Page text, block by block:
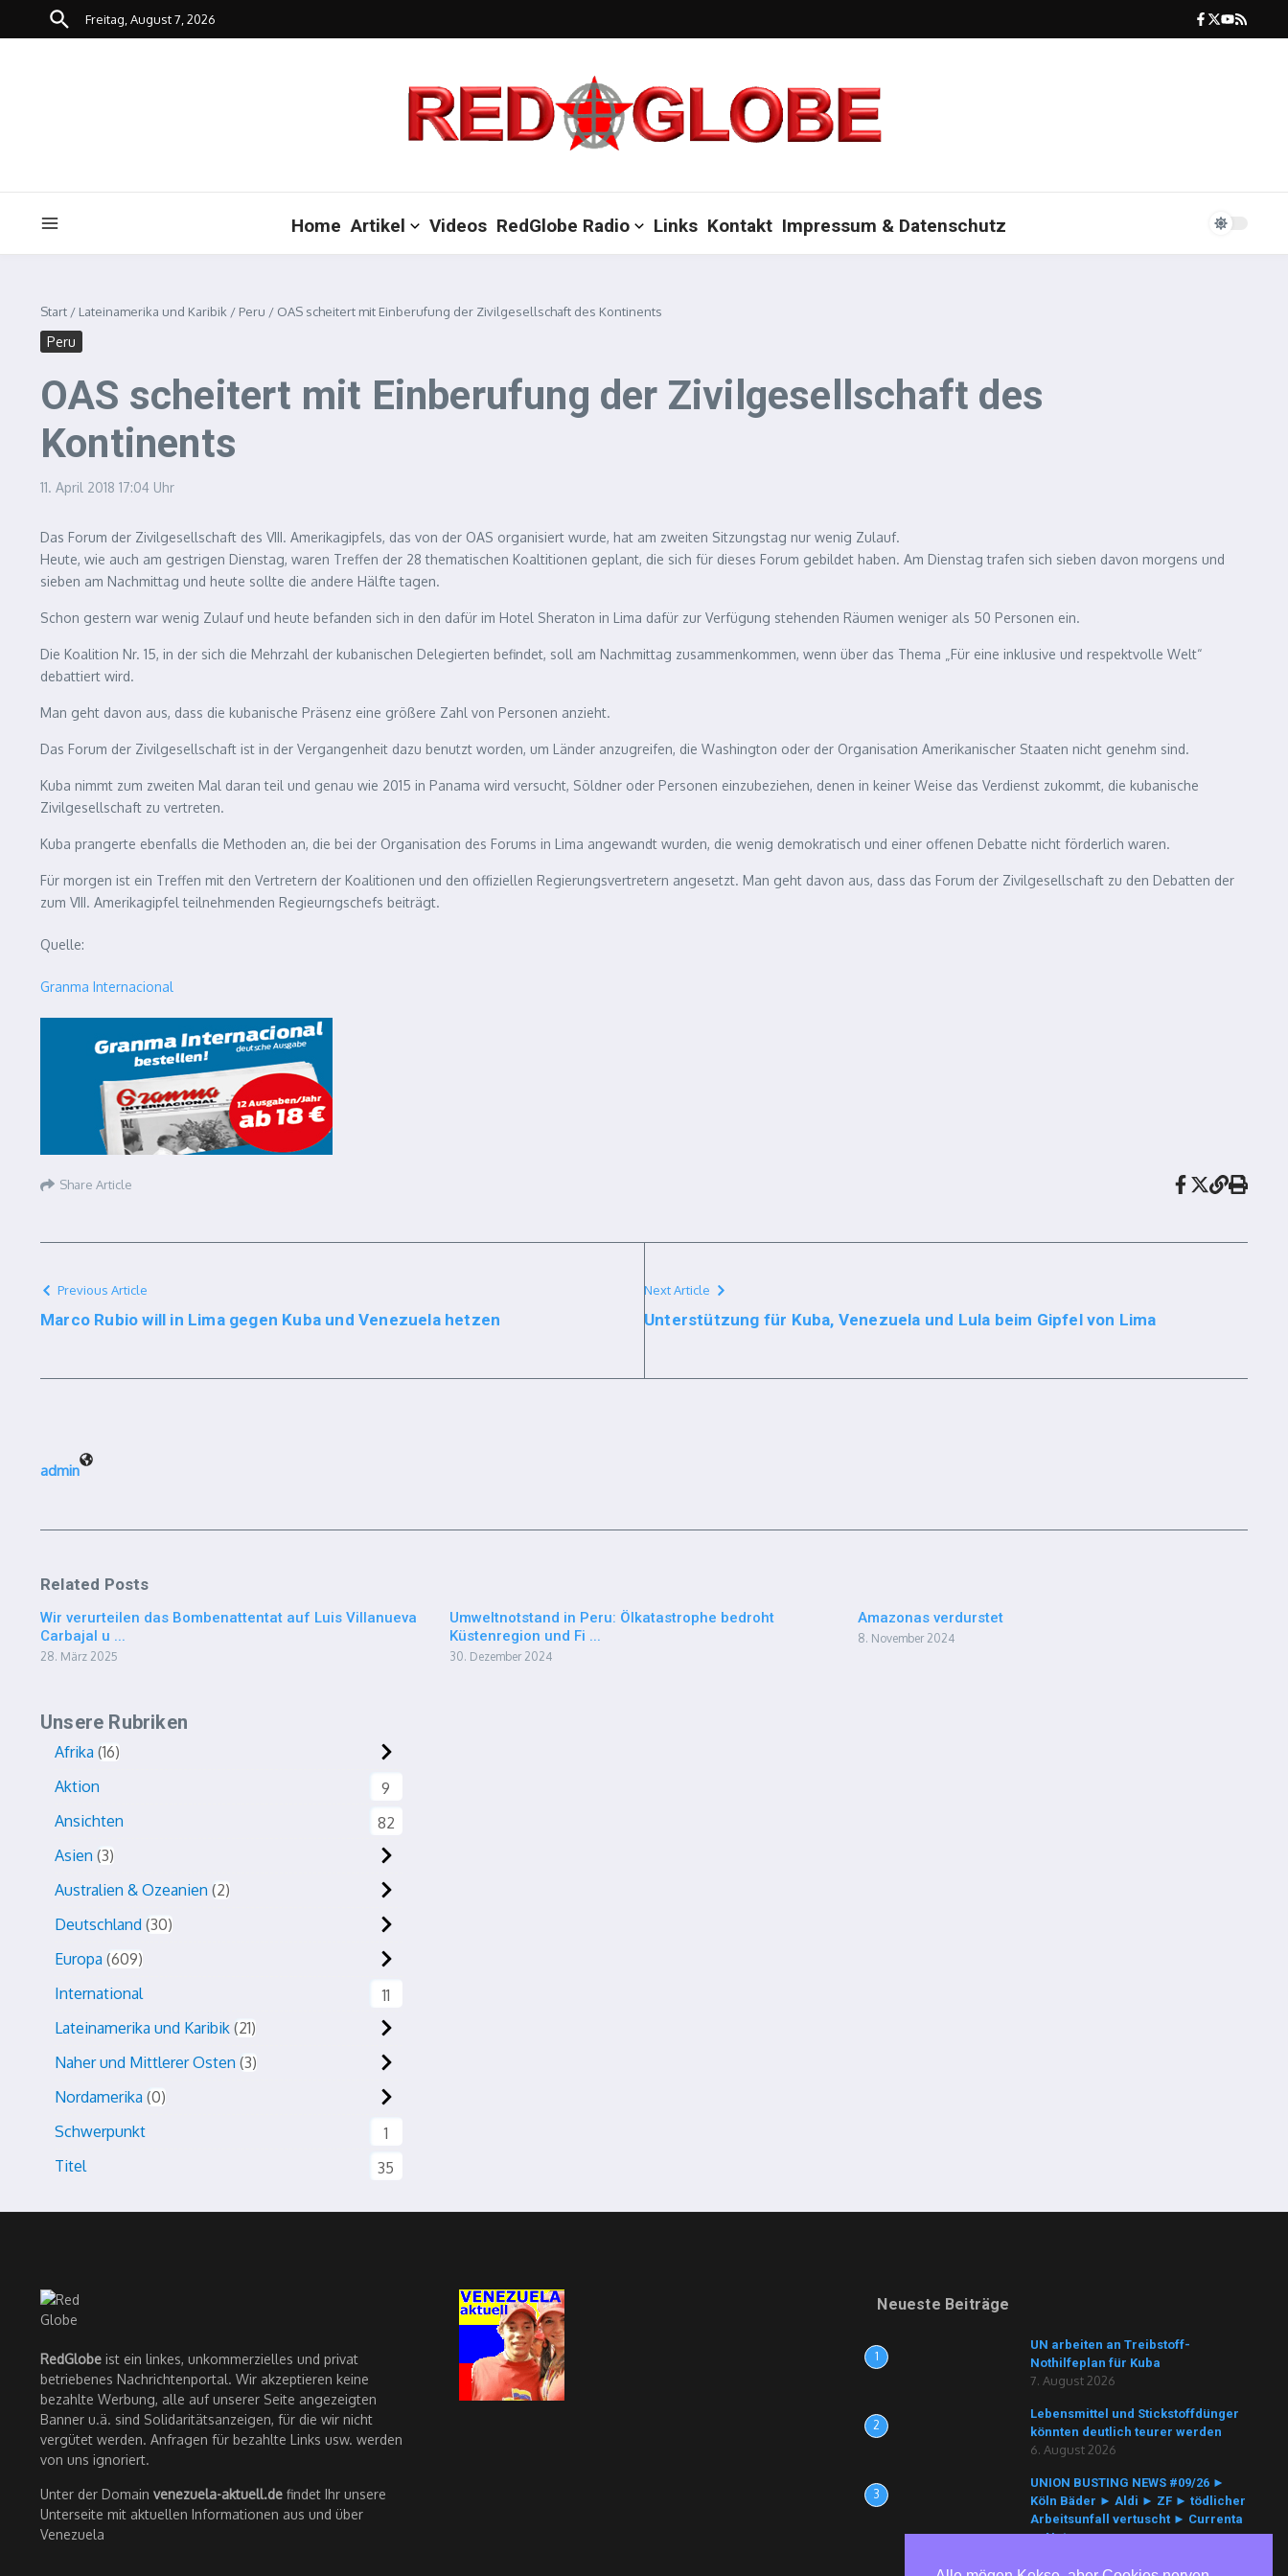
Zum Inhalt springen
Freitag, August 7, 2026
Home Artikel Videos RedGlobe Radio Links Kontakt Impressum & Datenschutz
Start / Lateinamerika und Karibik / Peru / OAS scheitert mit Einberufung der Zivilgesellschaft des Kontinents
Peru
OAS scheitert mit Einberufung der Zivilgesellschaft des
Kontinents
11. April 2018 17:04 Uhr
Das Forum der Zivilgesellschaft des VIII. Amerikagipfels, das von der OAS organisiert wurde, hat am zweiten Sitzungstag nur wenig Zulauf.
Heute, wie auch am gestrigen Dienstag, waren Treffen der 28 thematischen Koaltitionen geplant, die sich für dieses Forum gebildet haben. Am Dienstag trafen sich sieben davon morgens und
sieben am Nachmittag und heute sollte die andere Hälfte tagen.
Schon gestern war wenig Zulauf und heute befanden sich in den dafür im Hotel Sheraton in Lima dafür zur Verfügung stehenden Räumen weniger als 50 Personen ein.
Die Koalition Nr. 15, in der sich die Mehrzahl der kubanischen Delegierten befindet, soll am Nachmittag zusammenkommen, wenn über das Thema „Für eine inklusive und respektvolle Welt“
debattiert wird.
Man geht davon aus, dass die kubanische Präsenz eine größere Zahl von Personen anzieht.
Das Forum der Zivilgesellschaft ist in der Vergangenheit dazu benutzt worden, um Länder anzugreifen, die Washington oder der Organisation Amerikanischer Staaten nicht genehm sind.
Kuba nimmt zum zweiten Mal daran teil und genau wie 2015 in Panama wird versucht, Söldner oder Personen einzubeziehen, denen in keiner Weise das Verdienst zukommt, die kubanische
Zivilgesellschaft zu vertreten.
Kuba prangerte ebenfalls die Methoden an, die bei der Organisation des Forums in Lima angewandt wurden, die wenig demokratisch und einer offenen Debatte nicht förderlich waren.
Für morgen ist ein Treffen mit den Vertretern der Koalitionen und den offiziellen Regierungsvertretern angesetzt. Man geht davon aus, dass das Forum der Zivilgesellschaft zu den Debatten der
zum VIII. Amerikagipfel teilnehmenden Regieurngschefs beiträgt.
Quelle:
Granma Internacional
Share Article
Previous Article
Marco Rubio will in Lima gegen Kuba und Venezuela hetzen
Next Article
Unterstützung für Kuba, Venezuela und Lula beim Gipfel von Lima
admin
Related Posts
Wir verurteilen das Bombenattentat auf Luis Villanueva
Carbajal u ...
28. März 2025
Umweltnotstand in Peru: Ölkatastrophe bedroht
Küstenregion und Fi ...
30. Dezember 2024
Amazonas verdurstet
8. November 2024
Unsere Rubriken
Afrika 16
Aktion
9
Ansichten
82
Asien 3
Australien & Ozeanien 2
Deutschland 30
Europa 609
International
11
Lateinamerika und Karibik 21
Naher und Mittlerer Osten 3
Nordamerika 0
Schwerpunkt
1
Titel
35
RedGlobe ist ein linkes, unkommerzielles und privat
betriebenes Nachrichtenportal. Wir akzeptieren keine
bezahlte Werbung, alle auf unserer Seite angezeigten
Banner u.ä. sind Solidaritätsanzeigen, für die wir nicht
vergütet werden. Anfragen für bezahlte Links usw. werden
von uns ignoriert.
Unter der Domain venezuela-aktuell.de findet Ihr unsere
Unterseite mit aktuellen Informationen aus und über
Venezuela
Neueste Beiträge
1
UN arbeiten an Treibstoff-
Nothilfeplan für Kuba
7. August 2026
2
Lebensmittel und Stickstoffdünger
könnten deutlich teurer werden
6. August 2026
3
UNION BUSTING NEWS #09/26 ►
Köln Bäder ► Aldi ► ZF ► tödlicher
Arbeitsunfall vertuscht ► Currenta
► Nutracorp